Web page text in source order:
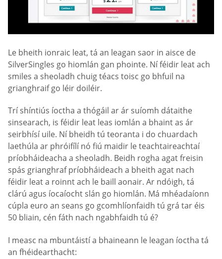
Le bheith ionraic leat, tá an leagan saor in aisce de
SilverSingles go hiomlán gan phointe. Ní féidir leat ach
smiles a sheoladh chuig téacs toisc go bhfuil na
grianghraif go léir doiléir.
Trí shíntiús íoctha a thógáil ar ár suíomh dátaithe
sinsearach, is féidir leat leas iomlán a bhaint as ár
seirbhísí uile. Ní bheidh tú teoranta i do chuardach
laethúla ar phróifílí nó fiú maidir le teachtaireachtaí
príobháideacha a sheoladh. Beidh rogha agat freisin
spás grianghraf príobháideach a bheith agat nach
féidir leat a roinnt ach le baill aonair. Ar ndóigh, tá
clárú agus íocaíocht slán go hiomlán. Má mhéadaíonn
cúpla euro an seans go gcomhlíonfaidh tú grá tar éis
50 bliain, cén fáth nach ngabhfaidh tú é?
I measc na mbuntáistí a bhaineann le leagan íoctha tá
an fhéidearthacht: